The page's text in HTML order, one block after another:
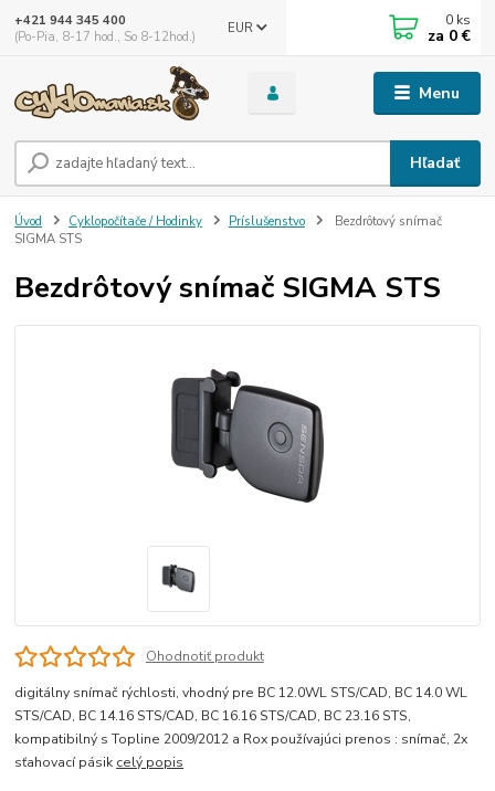
Menu
EUR
Hľadať
+421 944 345 400
(Po-Pia, 8-17 hod., So 8-12hod.)
0 ks
za 0 €
Úvod Cyklopočítače / Hodinky Príslušenstvo
Bezdrôtový snímač
SIGMA STS
Bezdrôtový snímač SIGMA STS
Ohodnotiť produkt
digitálny snímač rýchlosti, vhodný pre BC 12.0WL STS/CAD, BC 14.0 WL
STS/CAD, BC 14.16 STS/CAD, BC 16.16 STS/CAD, BC 23.16 STS,
kompatibilný s Topline 2009/2012 a Rox používajúci prenos : snímač, 2x
sťahovací pásik celý popis